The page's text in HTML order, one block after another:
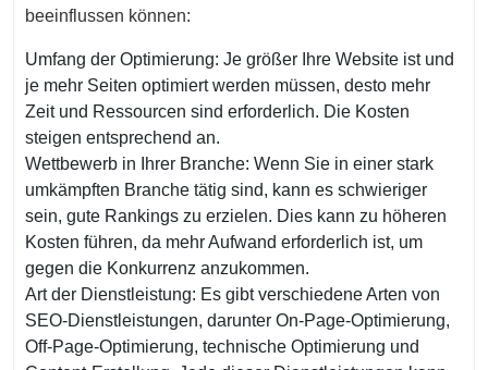
beeinflussen können:
Umfang der Optimierung: Je größer Ihre Website ist und
je mehr Seiten optimiert werden müssen, desto mehr
Zeit und Ressourcen sind erforderlich. Die Kosten
steigen entsprechend an.
Wettbewerb in Ihrer Branche: Wenn Sie in einer stark
umkämpften Branche tätig sind, kann es schwieriger
sein, gute Rankings zu erzielen. Dies kann zu höheren
Kosten führen, da mehr Aufwand erforderlich ist, um
gegen die Konkurrenz anzukommen.
Art der Dienstleistung: Es gibt verschiedene Arten von
SEO-Dienstleistungen, darunter On-Page-Optimierung,
Off-Page-Optimierung, technische Optimierung und